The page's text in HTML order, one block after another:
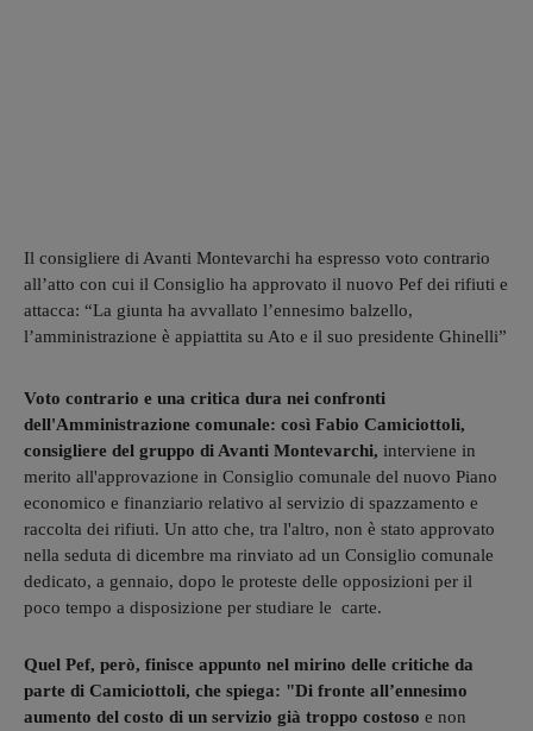
Il consigliere di Avanti Montevarchi ha espresso voto contrario
all’atto con cui il Consiglio ha approvato il nuovo Pef dei rifiuti e
attacca: “La giunta ha avvallato l’ennesimo balzello,
l’amministrazione è appiattita su Ato e il suo presidente Ghinelli”
Voto contrario e una critica dura nei confronti
dell'Amministrazione comunale: così Fabio Camiciottoli,
consigliere del gruppo di Avanti Montevarchi, interviene in
merito all'approvazione in Consiglio comunale del nuovo Piano
economico e finanziario relativo al servizio di spazzamento e
raccolta dei rifiuti. Un atto che, tra l'altro, non è stato approvato
nella seduta di dicembre ma rinviato ad un Consiglio comunale
dedicato, a gennaio, dopo le proteste delle opposizioni per il
poco tempo a disposizione per studiare le carte.
Quel Pef, però, finisce appunto nel mirino delle critiche da
parte di Camiciottoli, che spiega: "Di fronte all’ennesimo
aumento del costo di un servizio già troppo costoso e non